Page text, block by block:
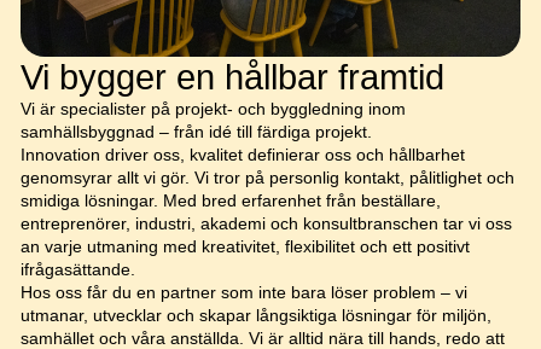
Vi bygger en hållbar framtid
Vi är specialister på projekt- och byggledning inom
samhällsbyggnad – från idé till färdiga projekt.
Innovation driver oss, kvalitet definierar oss och hållbarhet
genomsyrar allt vi gör. Vi tror på personlig kontakt, pålitlighet och
smidiga lösningar. Med bred erfarenhet från beställare,
entreprenörer, industri, akademi och konsultbranschen tar vi oss
an varje utmaning med kreativitet, flexibilitet och ett positivt
ifrågasättande.
Hos oss får du en partner som inte bara löser problem – vi
utmanar, utvecklar och skapar långsiktiga lösningar för miljön,
samhället och våra anställda. Vi är alltid nära till hands, redo att